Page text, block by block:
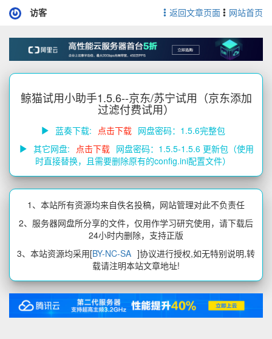
访客 返回文章页面 网站首页
鲸猫试用小助手1.5.6--京东/苏宁试用（京东添加
过滤付费试用）
蓝奏下载: 点击下载 网盘密码：1.5.6完整包
其它网盘:
点击下载 网盘密码：1.5.5-1.5.6 更新包（使用
时直接替换，且需要删除原有的config.ini配置文件）
1、本站所有资源均来自佚名投稿，网站管理对此不负责任
2、服务器网盘所分享的文件，仅用作学习研究使用，请下载后
24小时内删除，支持正版
3、本站资源均采用[BY-NC-SA ]协议进行授权,如无特别说明,转
载请注明本站文章地址!